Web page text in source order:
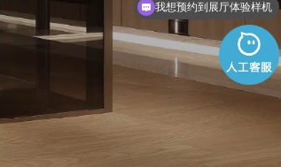
最小尺寸要多少可以安装？